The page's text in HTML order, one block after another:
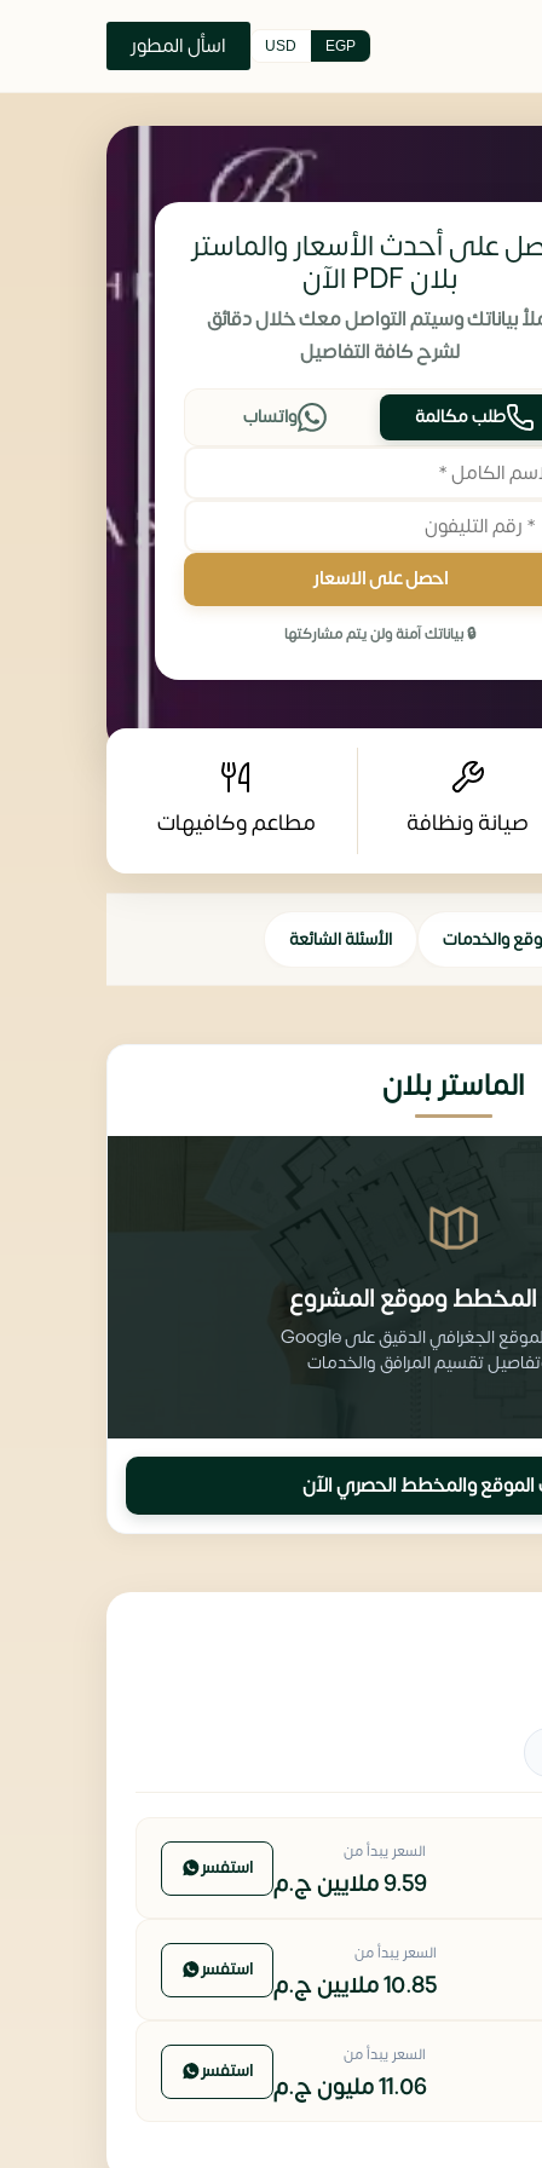
EGP
USD اسأل المطور
على أحدث الأسعار والماستر
بلان PDF الآن
بياناتك وسيتم التواصل معك خلال دقائق
لشرح كافة التفاصيل
طلب مكالمة واتساب
احصل على الاسعار
🔒 بياناتك آمنة ولن يتم مشاركتها
صيانة ونظافة مطاعم وكافيهات
والخدمات الأسئلة الشائعة
الماستر بلان
وموقع المشروع
احصل على الموقع الجغرافي الدقيق على Google
والمخطط الحصري الآن
السعر يبدأ من
9.59 ملايين ج.م استفسر
السعر يبدأ من
10.85 ملايين ج.م استفسر
السعر يبدأ من
11.06 مليون ج.م استفسر